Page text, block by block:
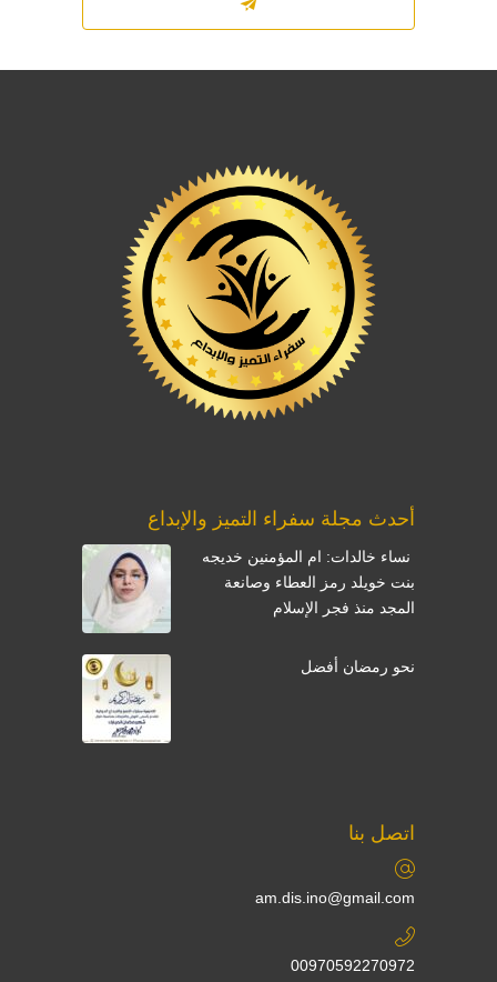
أحدث مجلة سفراء التميز والإبداع
نساء خالدات: ام المؤمنين خديجه
بنت خويلد رمز العطاء وصانعة
المجد منذ فجر الإسلام
نحو رمضان أفضل
اتصل بنا
am.dis.ino@gmail.com
00970592270972